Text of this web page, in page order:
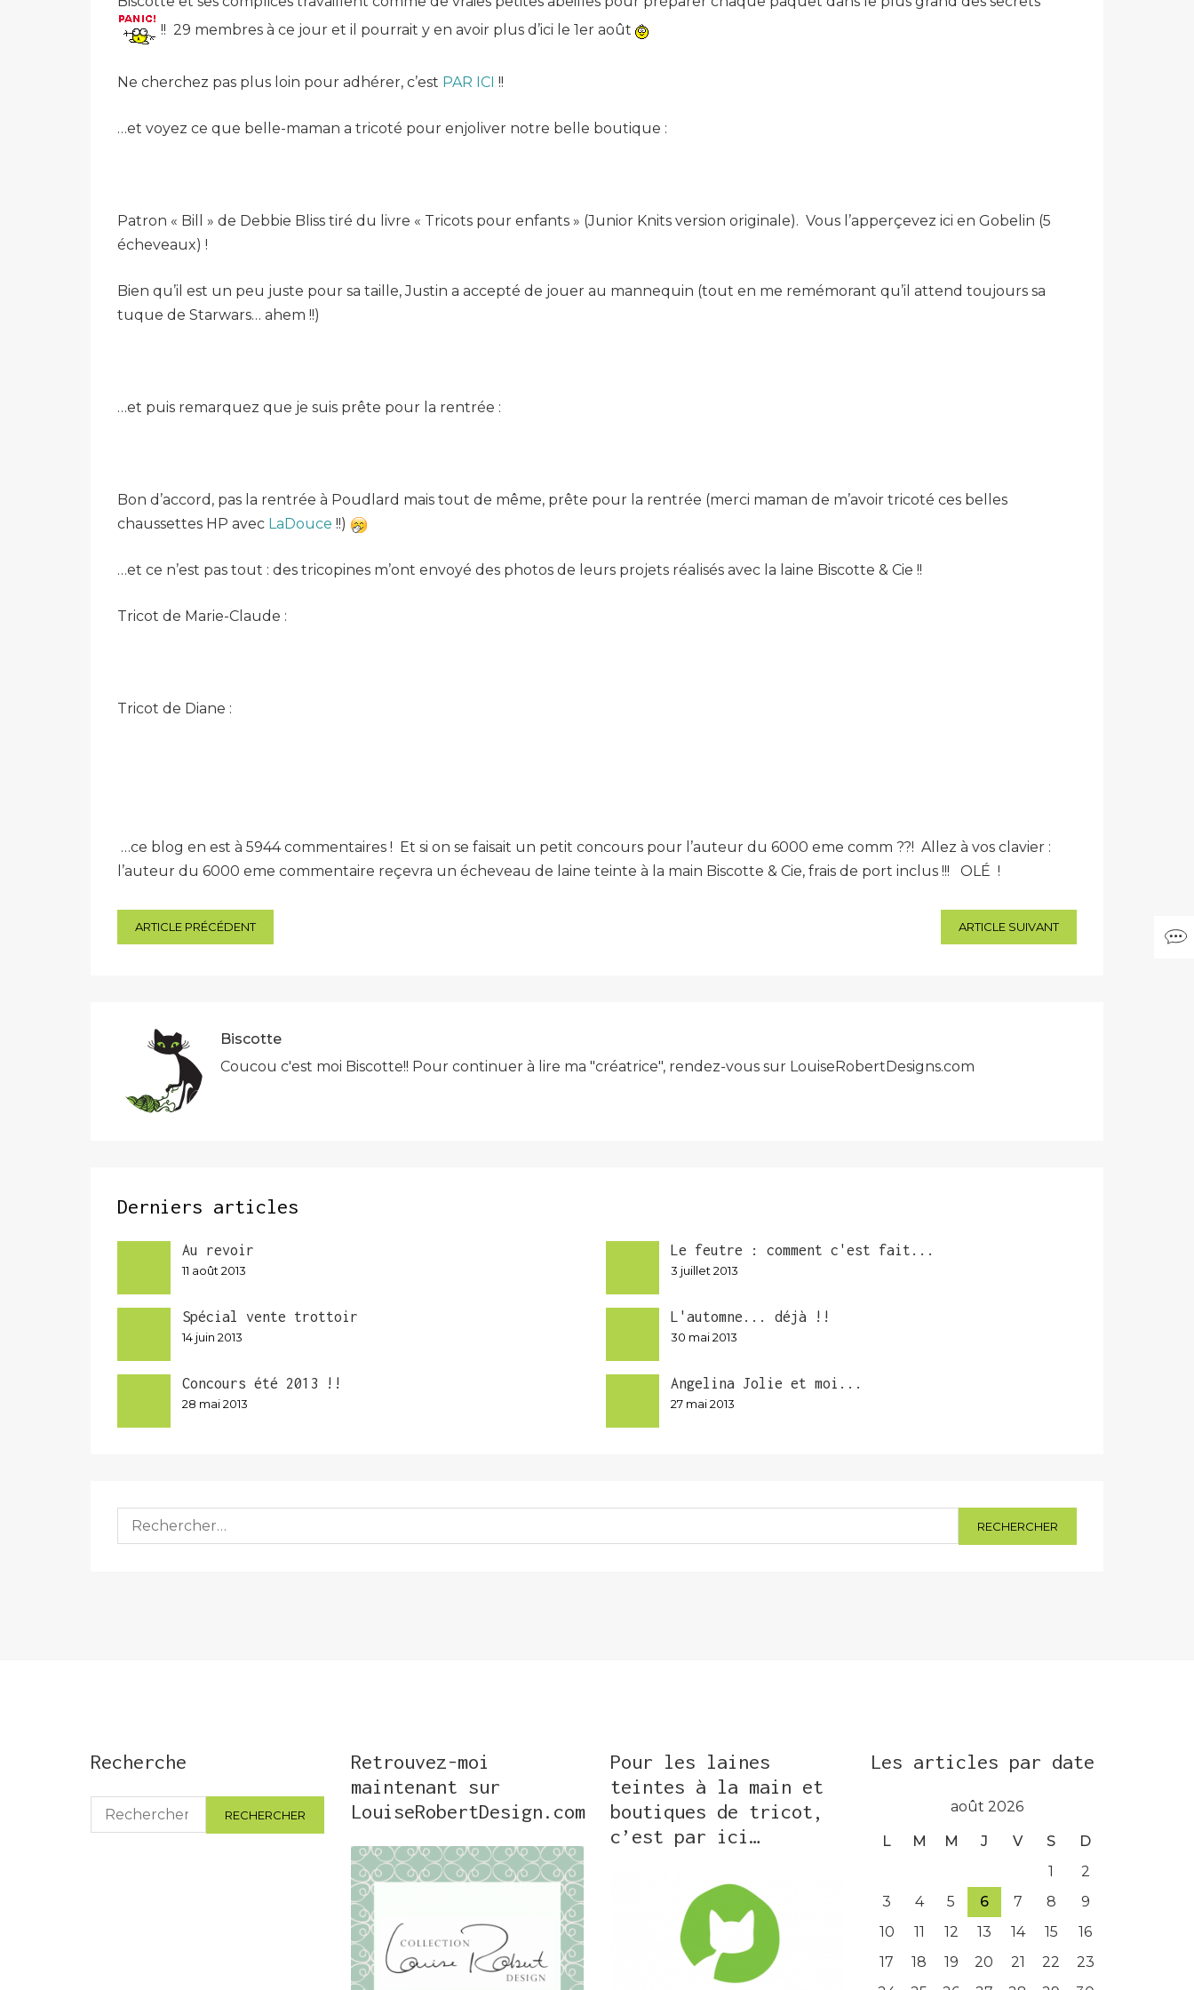
!! 29 membres à ce jour et il pourrait y en avoir plus d’ici le 1er août
Ne cherchez pas plus loin pour adhérer, c’est PAR ICI !!
…et voyez ce que belle-maman a tricoté pour enjoliver notre belle boutique :
Patron « Bill » de Debbie Bliss tiré du livre « Tricots pour enfants » (Junior Knits version originale). Vous l’apperçevez ici en Gobelin (5
écheveaux) !
Bien qu’il est un peu juste pour sa taille, Justin a accepté de jouer au mannequin (tout en me remémorant qu’il attend toujours sa
tuque de Starwars… ahem !!)
…et puis remarquez que je suis prête pour la rentrée :
Bon d’accord, pas la rentrée à Poudlard mais tout de même, prête pour la rentrée (merci maman de m’avoir tricoté ces belles
chaussettes HP avec LaDouce !!)
…et ce n’est pas tout : des tricopines m’ont envoyé des photos de leurs projets réalisés avec la laine Biscotte & Cie !!
Tricot de Marie-Claude :
Tricot de Diane :
…ce blog en est à 5944 commentaires ! Et si on se faisait un petit concours pour l’auteur du 6000 eme comm ??! Allez à vos clavier :
l’auteur du 6000 eme commentaire reçevra un écheveau de laine teinte à la main Biscotte & Cie, frais de port inclus !!! OLÉ !
Navigation
ARTICLE PRÉCÉDENT ARTICLE SUIVANT
Biscotte
Coucou c'est moi Biscotte!! Pour continuer à lire ma "créatrice", rendez-vous sur LouiseRobertDesigns.com
Derniers articles
Au revoir
11 août 2013
Le feutre : comment c'est fait...
3 juillet 2013
Spécial vente trottoir
14 juin 2013
L'automne... déjà !!
30 mai 2013
Concours été 2013 !!
28 mai 2013
Angelina Jolie et moi...
27 mai 2013
Rechercher :
Recherche
Rechercher :
Retrouvez-moi
maintenant sur
LouiseRobertDesign.com
Pour les laines
teintes à la main et
boutiques de tricot,
c’est par ici…
Les articles par date
août 2026
L M M J V S
D
1
2
3
4 5 6 7 8
9
10
11 12 13 14 15
16
17
18 19 20 21 22
23